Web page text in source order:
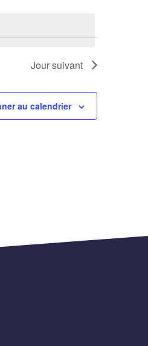
Jour suivant
au calendrier